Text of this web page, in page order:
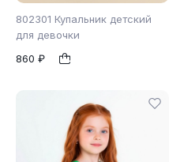
802301 Купальник детский
для девочки
860 ₽
104 110